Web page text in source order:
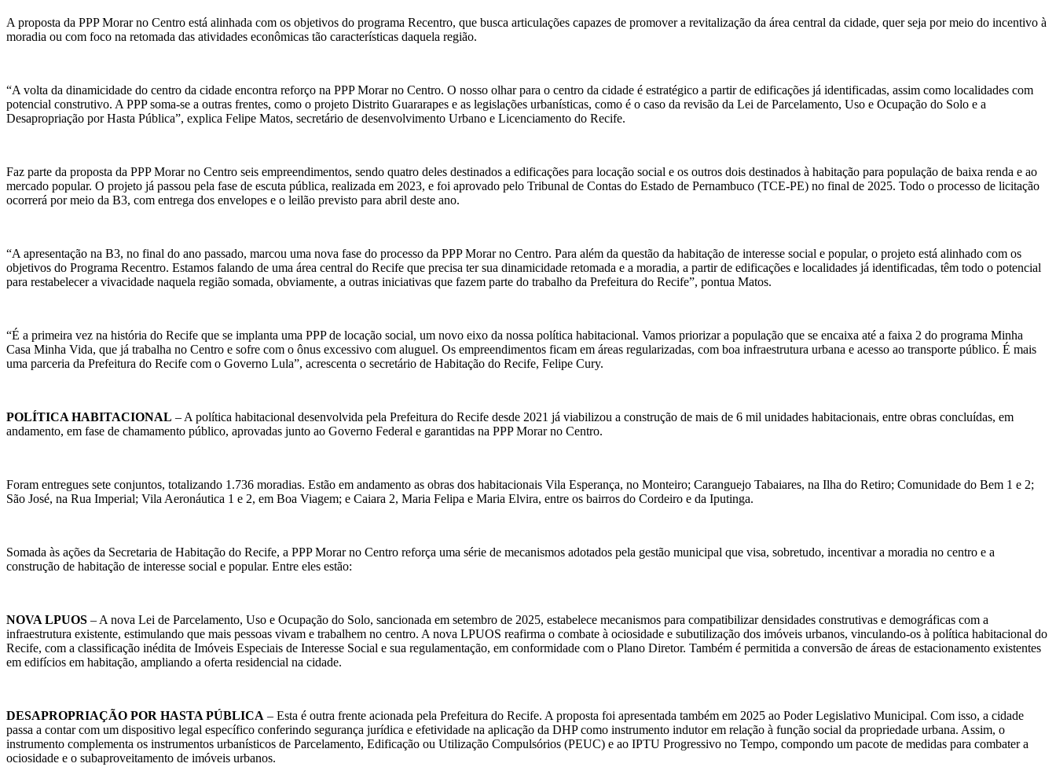
A proposta da PPP Morar no Centro está alinhada com os objetivos do programa Recentro, que busca articulações capazes de promover a revitalização da área central da cidade, quer seja por meio do incentivo à
moradia ou com foco na retomada das atividades econômicas tão características daquela região.
“A volta da dinamicidade do centro da cidade encontra reforço na PPP Morar no Centro. O nosso olhar para o centro da cidade é estratégico a partir de edificações já identificadas, assim como localidades com
potencial construtivo. A PPP soma-se a outras frentes, como o projeto Distrito Guararapes e as legislações urbanísticas, como é o caso da revisão da Lei de Parcelamento, Uso e Ocupação do Solo e a
Desapropriação por Hasta Pública”, explica Felipe Matos, secretário de desenvolvimento Urbano e Licenciamento do Recife.
Faz parte da proposta da PPP Morar no Centro seis empreendimentos, sendo quatro deles destinados a edificações para locação social e os outros dois destinados à habitação para população de baixa renda e ao
mercado popular. O projeto já passou pela fase de escuta pública, realizada em 2023, e foi aprovado pelo Tribunal de Contas do Estado de Pernambuco (TCE-PE) no final de 2025. Todo o processo de licitação
ocorrerá por meio da B3, com entrega dos envelopes e o leilão previsto para abril deste ano.
“A apresentação na B3, no final do ano passado, marcou uma nova fase do processo da PPP Morar no Centro. Para além da questão da habitação de interesse social e popular, o projeto está alinhado com os
objetivos do Programa Recentro. Estamos falando de uma área central do Recife que precisa ter sua dinamicidade retomada e a moradia, a partir de edificações e localidades já identificadas, têm todo o potencial
para restabelecer a vivacidade naquela região somada, obviamente, a outras iniciativas que fazem parte do trabalho da Prefeitura do Recife”, pontua Matos.
“É a primeira vez na história do Recife que se implanta uma PPP de locação social, um novo eixo da nossa política habitacional. Vamos priorizar a população que se encaixa até a faixa 2 do programa Minha
Casa Minha Vida, que já trabalha no Centro e sofre com o ônus excessivo com aluguel. Os empreendimentos ficam em áreas regularizadas, com boa infraestrutura urbana e acesso ao transporte público. É mais
uma parceria da Prefeitura do Recife com o Governo Lula”, acrescenta o secretário de Habitação do Recife, Felipe Cury.
POLÍTICA HABITACIONAL – A política habitacional desenvolvida pela Prefeitura do Recife desde 2021 já viabilizou a construção de mais de 6 mil unidades habitacionais, entre obras concluídas, em
andamento, em fase de chamamento público, aprovadas junto ao Governo Federal e garantidas na PPP Morar no Centro.
Foram entregues sete conjuntos, totalizando 1.736 moradias. Estão em andamento as obras dos habitacionais Vila Esperança, no Monteiro; Caranguejo Tabaiares, na Ilha do Retiro; Comunidade do Bem 1 e 2;
São José, na Rua Imperial; Vila Aeronáutica 1 e 2, em Boa Viagem; e Caiara 2, Maria Felipa e Maria Elvira, entre os bairros do Cordeiro e da Iputinga.
Somada às ações da Secretaria de Habitação do Recife, a PPP Morar no Centro reforça uma série de mecanismos adotados pela gestão municipal que visa, sobretudo, incentivar a moradia no centro e a
construção de habitação de interesse social e popular. Entre eles estão:
NOVA LPUOS – A nova Lei de Parcelamento, Uso e Ocupação do Solo, sancionada em setembro de 2025, estabelece mecanismos para compatibilizar densidades construtivas e demográficas com a
infraestrutura existente, estimulando que mais pessoas vivam e trabalhem no centro. A nova LPUOS reafirma o combate à ociosidade e subutilização dos imóveis urbanos, vinculando-os à política habitacional do
Recife, com a classificação inédita de Imóveis Especiais de Interesse Social e sua regulamentação, em conformidade com o Plano Diretor. Também é permitida a conversão de áreas de estacionamento existentes
em edifícios em habitação, ampliando a oferta residencial na cidade.
DESAPROPRIAÇÃO POR HASTA PÚBLICA – Esta é outra frente acionada pela Prefeitura do Recife. A proposta foi apresentada também em 2025 ao Poder Legislativo Municipal. Com isso, a cidade
passa a contar com um dispositivo legal específico conferindo segurança jurídica e efetividade na aplicação da DHP como instrumento indutor em relação à função social da propriedade urbana. Assim, o
instrumento complementa os instrumentos urbanísticos de Parcelamento, Edificação ou Utilização Compulsórios (PEUC) e ao IPTU Progressivo no Tempo, compondo um pacote de medidas para combater a
ociosidade e o subaproveitamento de imóveis urbanos.